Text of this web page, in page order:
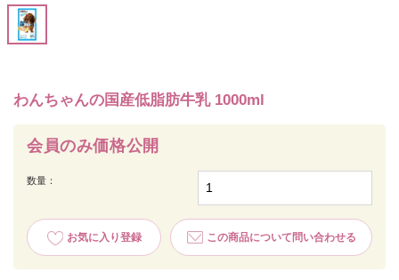
わんちゃんの国産低脂肪牛乳 1000ml
会員のみ価格公開
数量：
お気に入り登録 この商品について問い合わせる